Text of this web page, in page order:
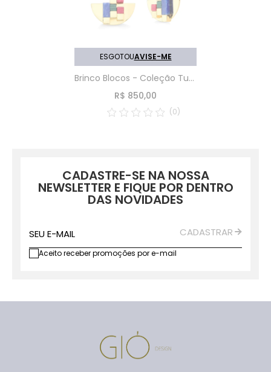
ESGOTOUAVISE-ME
Brinco Blocos - Coleção Tudo Se Encaixa - Folheado a Ouro - Feldspato Vermelho, Malaquita e Quartzo Azul Anil
R$ 850,00
(0)
CADASTRE-SE NA NOSSA
NEWSLETTER E FIQUE POR DENTRO
DAS NOVIDADES
SEU E-MAIL CADASTRAR
Aceito receber promoções por e-mail